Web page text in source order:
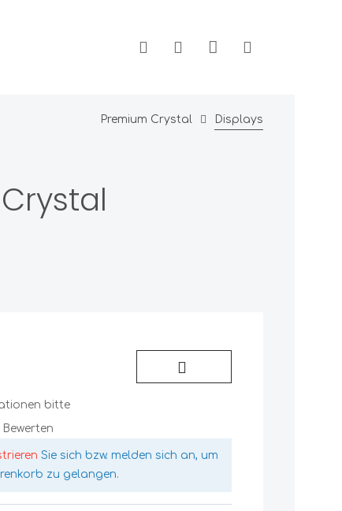
Premium Crystal Displays
bitte
Bewerten
Sie sich bzw. melden sich an, um
zu gelangen.